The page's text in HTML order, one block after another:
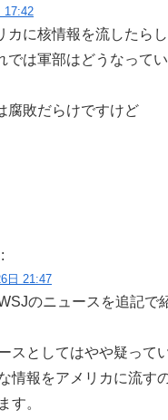
17:42
カに核情報を流したら
では軍部はどうなって
腐敗だらけですけど
日 21:47
のニュースを追記で
スとしてはやや疑って
情報をアメリカに流す
す。